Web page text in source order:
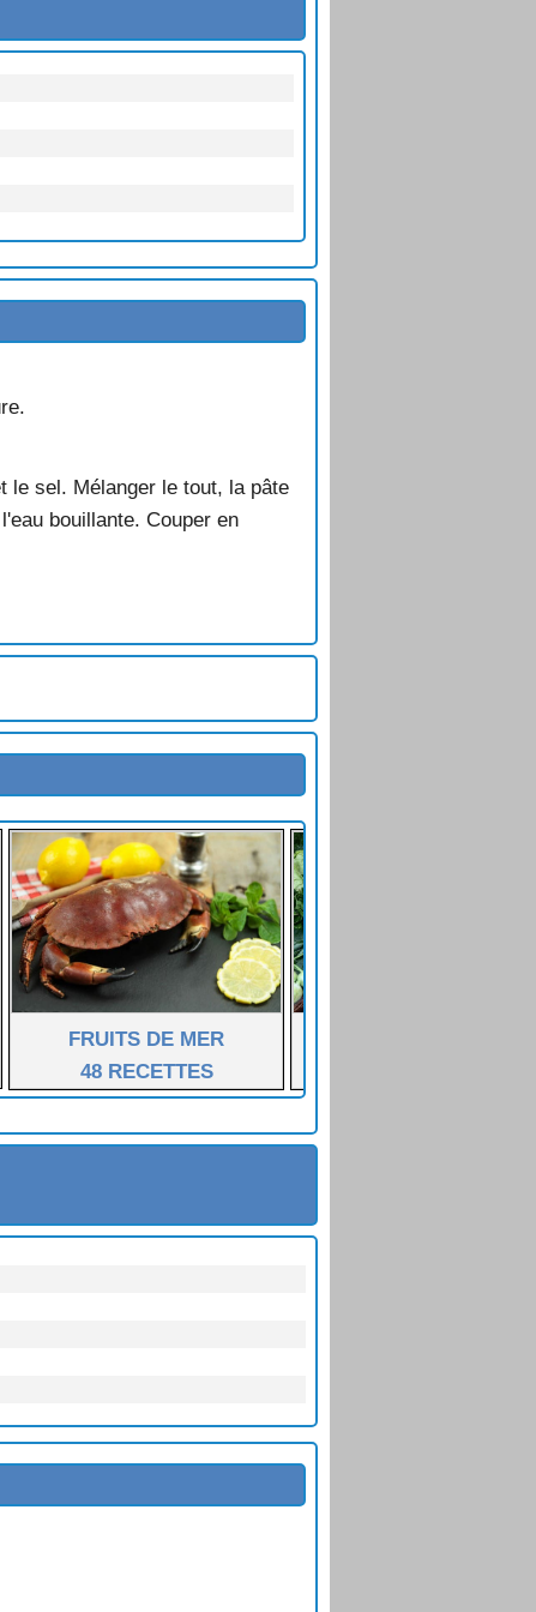
le sel. Mélanger le tout, la pâte
bouillante. Couper en
FRUITS DE MER
48 RECETTES